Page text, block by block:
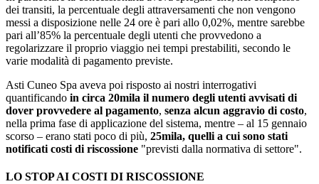
dei transiti, la percentuale degli attraversamenti che non vengono
messi a disposizione nelle 24 ore è pari allo 0,02%, mentre sarebbe
pari all’85% la percentuale degli utenti che provvedono a
regolarizzare il proprio viaggio nei tempi prestabiliti, secondo le
varie modalità di pagamento previste.
Asti Cuneo Spa aveva poi risposto ai nostri interrogativi
quantificando in circa 20mila il numero degli utenti avvisati di
dover provvedere al pagamento, senza alcun aggravio di costo,
nella prima fase di applicazione del sistema, mentre – al 15 gennaio
scorso – erano stati poco di più, 25mila, quelli a cui sono stati
notificati costi di riscossione "previsti dalla normativa di settore".
LO STOP AI COSTI DI RISCOSSIONE